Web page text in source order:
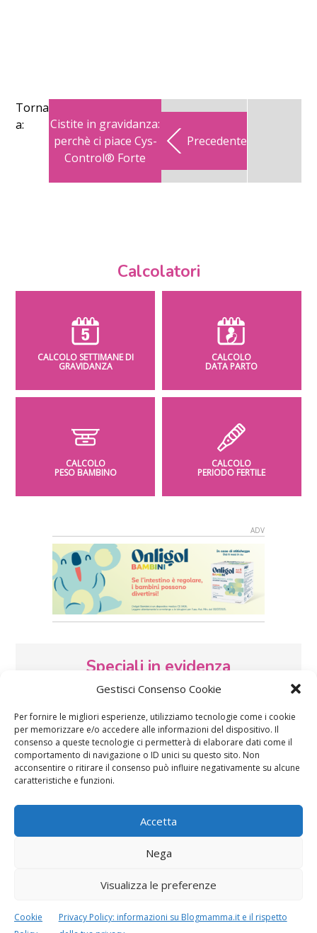
Gestisci Consenso Cookie
Per fornire le migliori esperienze, utilizziamo tecnologie come i cookie
per memorizzare e/o accedere alle informazioni del dispositivo. Il
consenso a queste tecnologie ci permetterà di elaborare dati come il
comportamento di navigazione o ID unici su questo sito. Non
acconsentire o ritirare il consenso può influire negativamente su alcune
caratteristiche e funzioni.
Accetta
Nega
Visualizza le preferenze
Cookie
Privacy Policy: informazioni su Blogmamma.it e il rispetto
Torna
a:
Cistite in gravidanza:
perchè ci piace Cys-
Control® Forte
Precedente
Calcolatori
CALCOLO SETTIMANE DI
GRAVIDANZA
CALCOLO
DATA PARTO
CALCOLO
PESO BAMBINO
CALCOLO
PERIODO FERTILE
Speciali in evidenza
Vaccini
lavoretti, biglietti
d’auguri, filastrocche
gravidanza